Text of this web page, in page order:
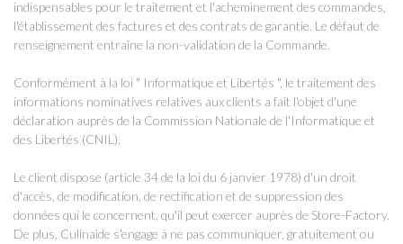
indispensables pour le traitement et l'acheminement des commandes,
l'établissement des factures et des contrats de garantie. Le défaut de
renseignement entraîne la non-validation de la Commande.
Conformément à la loi " Informatique et Libertés ", le traitement des
informations nominatives relatives aux clients a fait l'objet d'une
déclaration auprès de la Commission Nationale de l'Informatique et
des Libertés (CNIL).
Le client dispose (article 34 de la loi du 6 janvier 1978) d'un droit
d'accès, de modification, de rectification et de suppression des
données qui le concernent, qu'il peut exercer auprès de Store-Factory.
De plus, Culinaide s'engage à ne pas communiquer, gratuitement ou